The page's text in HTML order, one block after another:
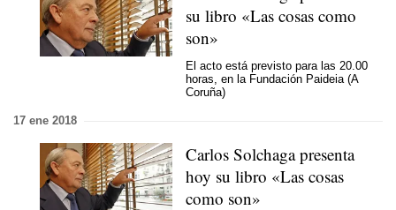
su libro «Las cosas como
son»
El acto está previsto para las 20.00
horas, en la Fundación Paideia (A
Coruña)
17 ene 2018
Carlos Solchaga presenta
hoy su libro «Las cosas
como son»